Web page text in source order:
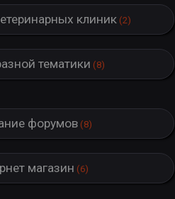
клиник (2)
тематики (8)
форумов (8)
магазин (6)